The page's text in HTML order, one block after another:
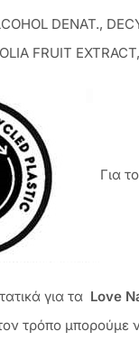
DENAT.,
FRUIT
Για
για τα Love
τρόπο μπορούμε